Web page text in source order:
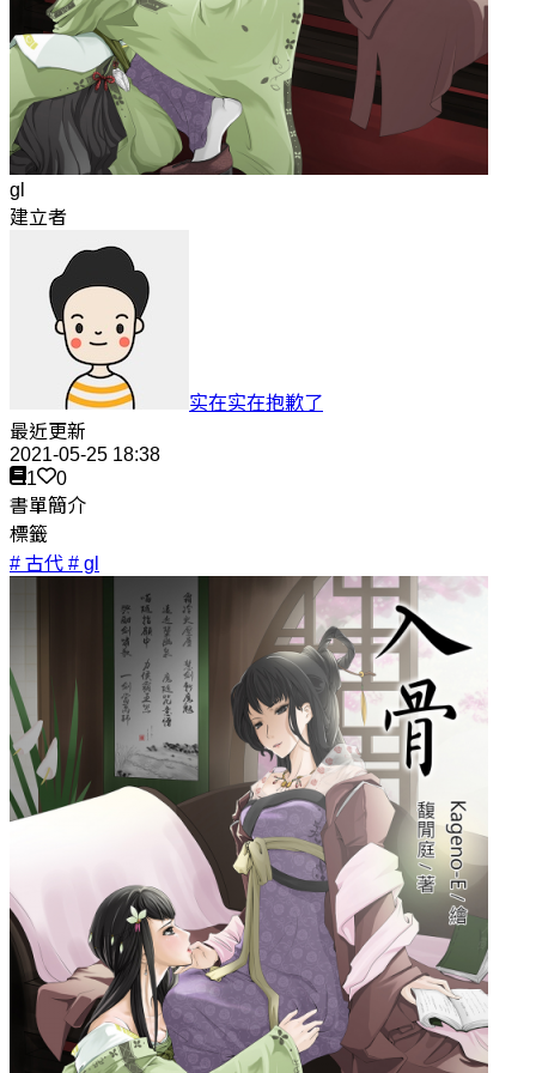
gl
建立者
实在实在抱歉了
最近更新
2021-05-25 18:38
1
0
書單簡介
標籤
# 古代 # gl